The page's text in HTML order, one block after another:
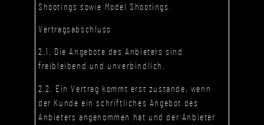
Shootings sowie Model Shootings.
Vertragsabschluss
2.1. Die Angebote des Anbieters sind
freibleibend und unverbindlich.
2.2. Ein Vertrag kommt erst zustande, wenn
der Kunde ein schriftliches Angebot des
Anbieters angenommen hat und der Anbieter